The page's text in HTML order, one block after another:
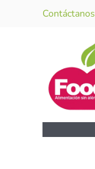
Contáctanos